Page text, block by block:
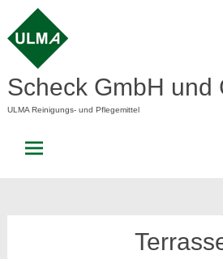
content
Scheck GmbH und
ULMA Reinigungs- und Pflegemittel